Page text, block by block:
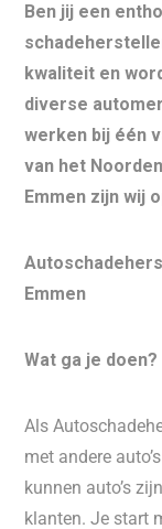
Ben jij een
kwaliteit en
diverse
werken bij één
van het
Emmen zijn wij
Emmen
Wat ga je doen?
Als
met andere
kunnen auto’s
klanten. Je start